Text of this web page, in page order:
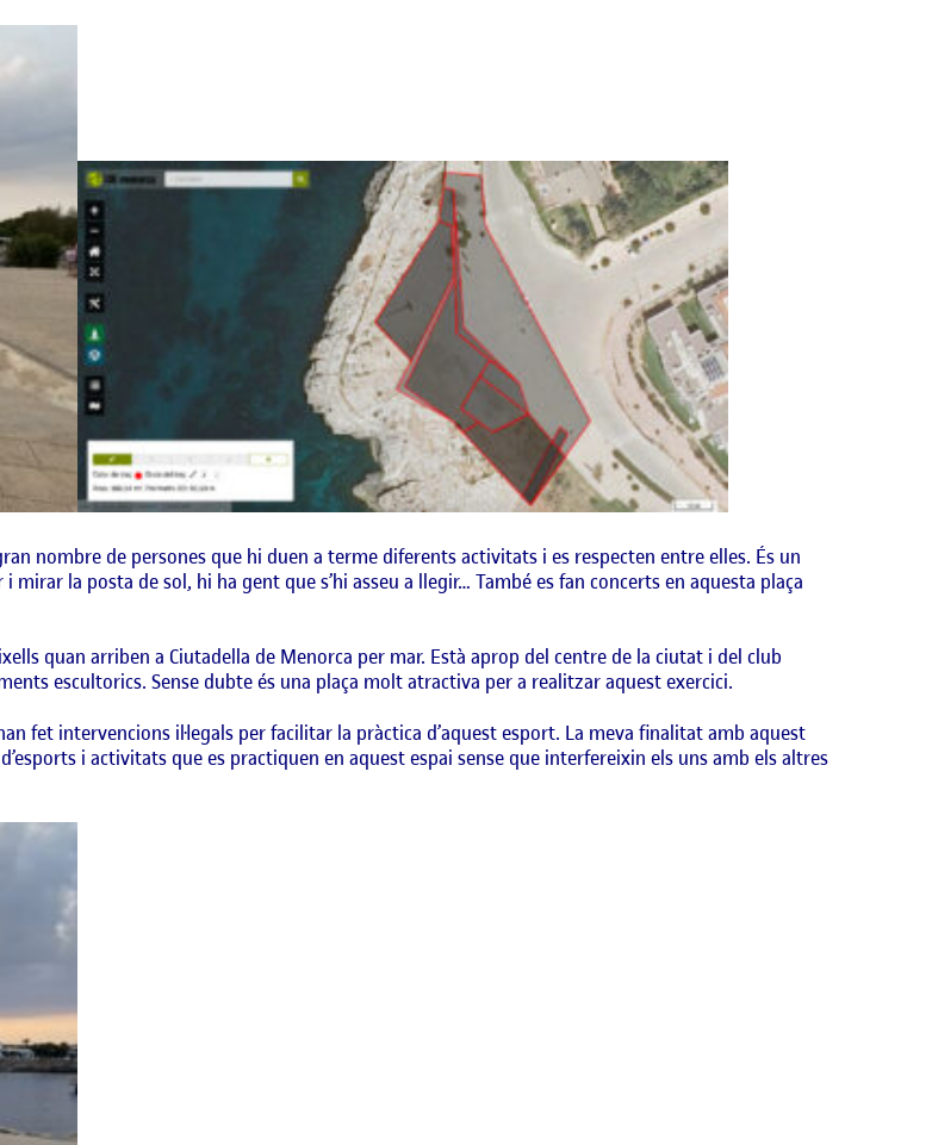
nombre de persones que hi duen a terme diferents activitats i es respecten entre elles. És un
mirar la posta de sol, hi ha gent que s’hi asseu a llegir… També es fan concerts en aquesta plaça
quan arriben a Ciutadella de Menorca per mar. Està aprop del centre de la ciutat i del club
escultorics. Sense dubte és una plaça molt atractiva per a realitzar aquest exercici.
fet intervencions il·legals per facilitar la pràctica d’aquest esport. La meva finalitat amb aquest
i activitats que es practiquen en aquest espai sense que interfereixin els uns amb els altres